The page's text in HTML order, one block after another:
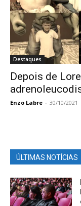
Destaques
Depois de
Enzo Labre - 30/10/2021
ÚLTIMAS NOTÍCIAS